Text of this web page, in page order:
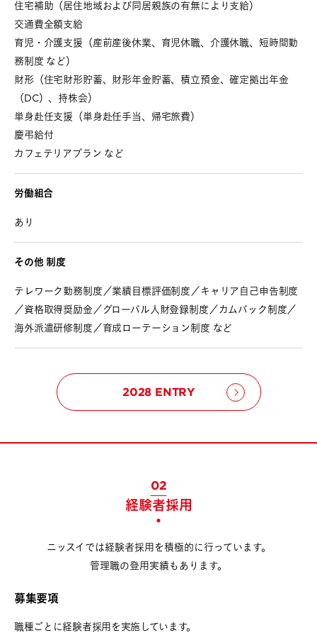
住宅補助（居住地域および同居親族の有無により支給）
交通費全額支給
育児・介護支援（産前産後休業、育児休職、介護休職、短時間勤
務制度 など）
財形（住宅財形貯蓄、財形年金貯蓄、積立預金、確定拠出年金
（DC）、持株会）
単身赴任支援（単身赴任手当、帰宅旅費）
慶弔給付
カフェテリアプラン など
労働組合
あり
その他 制度
テレワーク勤務制度／業績目標評価制度／キャリア自己申告制度
／資格取得奨励金／グローバル人財登録制度／カムバック制度／
海外派遣研修制度／育成ローテーション制度 など
2028 ENTRY
02
経験者採用
ニッスイでは経験者採用を積極的に行っています。
管理職の登用実績もあります。
募集要項
職種ごとに経験者採用を実施しています。